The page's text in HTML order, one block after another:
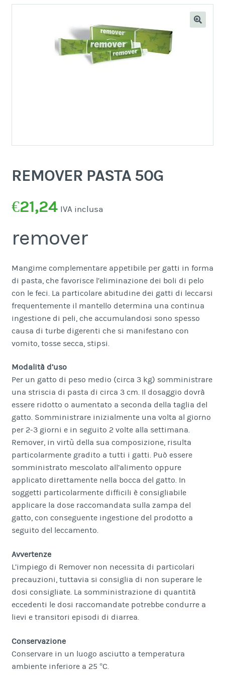
REMOVER PASTA 50G
€21,24 IVA inclusa
remover
Mangime complementare appetibile per gatti in forma
di pasta, che favorisce l’eliminazione dei boli di pelo
con le feci. La particolare abitudine dei gatti di leccarsi
frequentemente il mantello determina una continua
ingestione di peli, che accumulandosi sono spesso
causa di turbe digerenti che si manifestano con
vomito, tosse secca, stipsi.
Modalità d’uso
Per un gatto di peso medio (circa 3 kg) somministrare
una striscia di pasta di circa 3 cm. Il dosaggio dovrà
essere ridotto o aumentato a seconda della taglia del
gatto. Somministrare inizialmente una volta al giorno
per 2-3 giorni e in seguito 2 volte alla settimana.
Remover, in virtù della sua composizione, risulta
particolarmente gradito a tutti i gatti. Può essere
somministrato mescolato all’alimento oppure
applicato direttamente nella bocca del gatto. In
soggetti particolarmente difficili è consigliabile
applicare la dose raccomandata sulla zampa del
gatto, con conseguente ingestione del prodotto a
seguito del leccamento.
Avvertenze
L’impiego di Remover non necessita di particolari
precauzioni, tuttavia si consiglia di non superare le
dosi consigliate. La somministrazione di quantità
eccedenti le dosi raccomandate potrebbe condurre a
lievi e transitori episodi di diarrea.
Conservazione
Conservare in un luogo asciutto a temperatura
ambiente inferiore a 25 °C.